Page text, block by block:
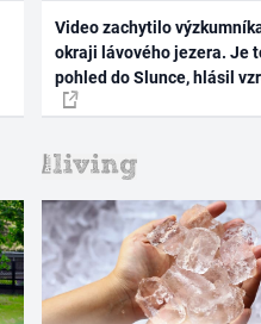
Video zachytilo
okraji lávového jezera. Je
pohled do Slunce, hlásil